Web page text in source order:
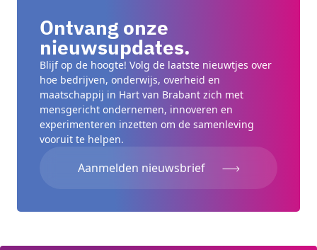
Ontvang onze
nieuwsupdates.
Blijf op de hoogte! Volg de laatste nieuwtjes over
hoe bedrijven, onderwijs, overheid en
maatschappij in Hart van Brabant zich met
mensgericht ondernemen, innoveren en
experimenteren inzetten om de samenleving
vooruit te helpen.
Aanmelden nieuwsbrief